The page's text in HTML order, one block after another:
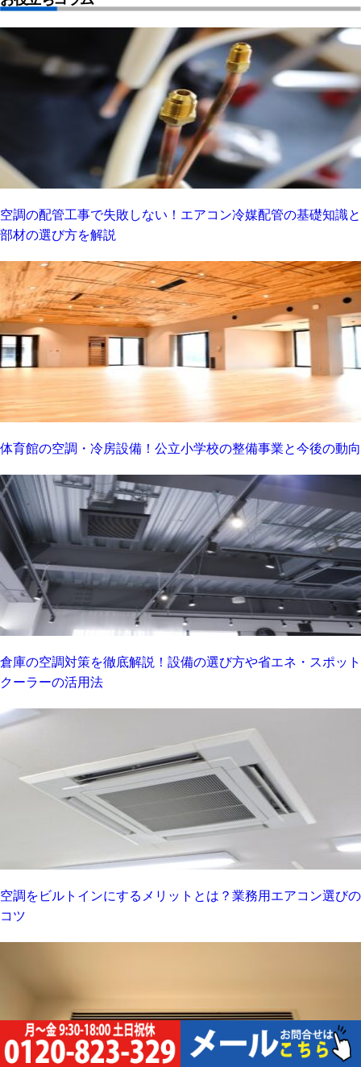
空調の配管工事で失敗しない！エアコン冷媒配管の基礎知識と
部材の選び方を解説
体育館の空調・冷房設備！公立小学校の整備事業と今後の動向
倉庫の空調対策を徹底解説！設備の選び方や省エネ・スポット
クーラーの活用法
空調をビルトインにするメリットとは？業務用エアコン選びの
コツ